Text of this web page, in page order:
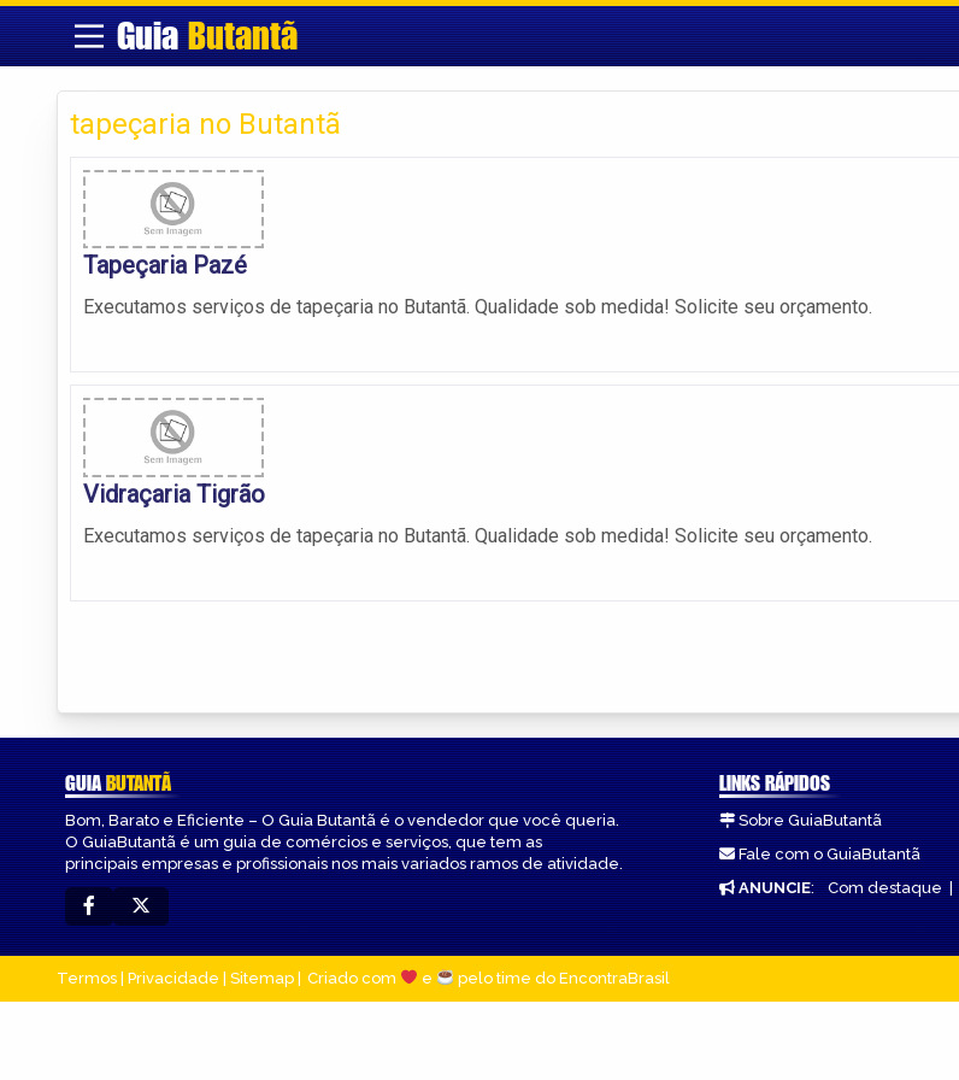
GuiaButantã
tapeçaria no Butantã
Tapeçaria Pazé
Executamos serviços de tapeçaria no Butantã. Qualidade sob medida! Solicite seu orçamento.
Vidraçaria Tigrão
Executamos serviços de tapeçaria no Butantã. Qualidade sob medida! Solicite seu orçamento.
GUIABUTANTÃ
Bom, Barato e Eficiente – O Guia Butantã é o vendedor que você queria.
O GuiaButantã é um guia de comércios e serviços, que tem as
principais empresas e profissionais nos mais variados ramos de atividade.
LINKS RÁPIDOS
Sobre GuiaButantã
Fale com o GuiaButantã
ANUNCIE: Com destaque|
Termos Privacidade Sitemap Criado com e pelo time do EncontraBrasil